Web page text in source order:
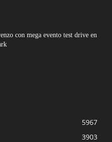
con mega evento test drive en
5967
3903